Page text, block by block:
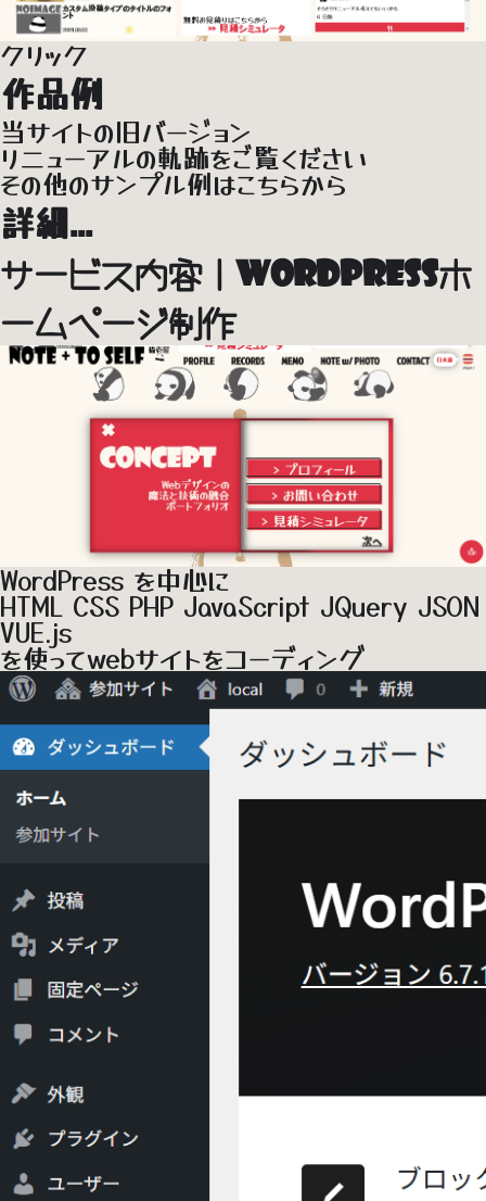
クリック
作品例
当サイトの旧バージョン
リニューアルの軌跡をご覧ください
その他のサンプル例はこちらから
詳細...
サービス内容｜WordPressホ
ームページ制作
WordPress を中心に
HTML CSS PHP JavaScript JQuery JSON
VUE.js
を使ってwebサイトをコーディング